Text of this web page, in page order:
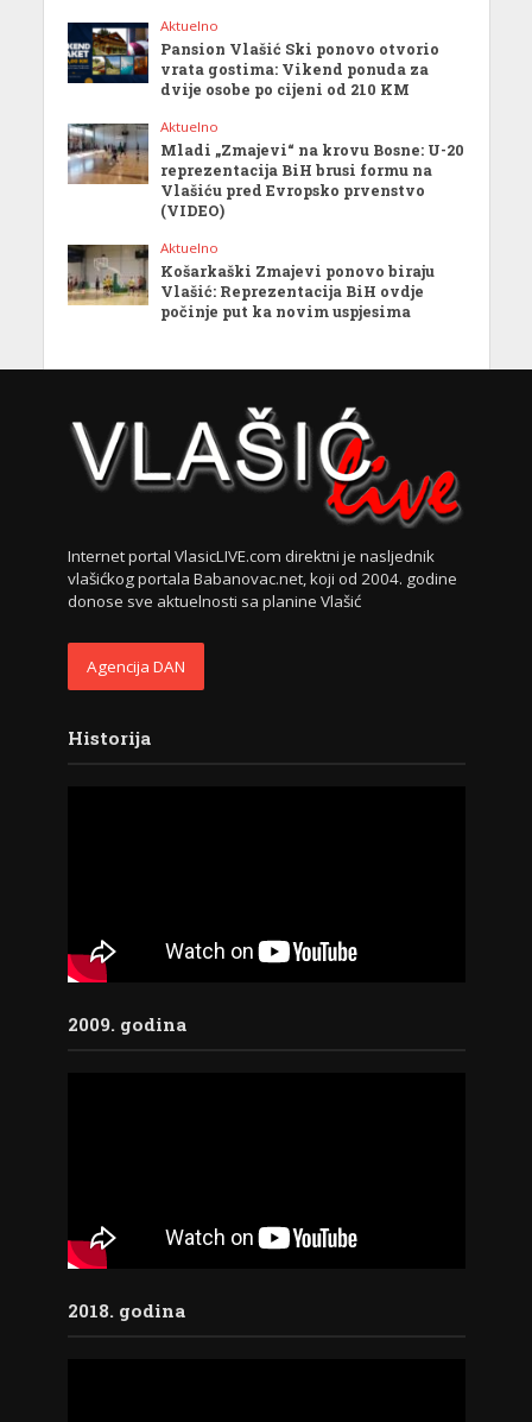
Aktuelno
Pansion Vlašić Ski ponovo otvorio
vrata gostima: Vikend ponuda za
dvije osobe po cijeni od 210 KM
Aktuelno
Mladi „Zmajevi“ na krovu Bosne: U-20
reprezentacija BiH brusi formu na
Vlašiću pred Evropsko prvenstvo
(VIDEO)
Aktuelno
Košarkaški Zmajevi ponovo biraju
Vlašić: Reprezentacija BiH ovdje
počinje put ka novim uspjesima
Internet portal VlasicLIVE.com direktni je nasljednik
vlašićkog portala Babanovac.net, koji od 2004. godine
donose sve aktuelnosti sa planine Vlašić
Agencija DAN
Historija
2009. godina
2018. godina